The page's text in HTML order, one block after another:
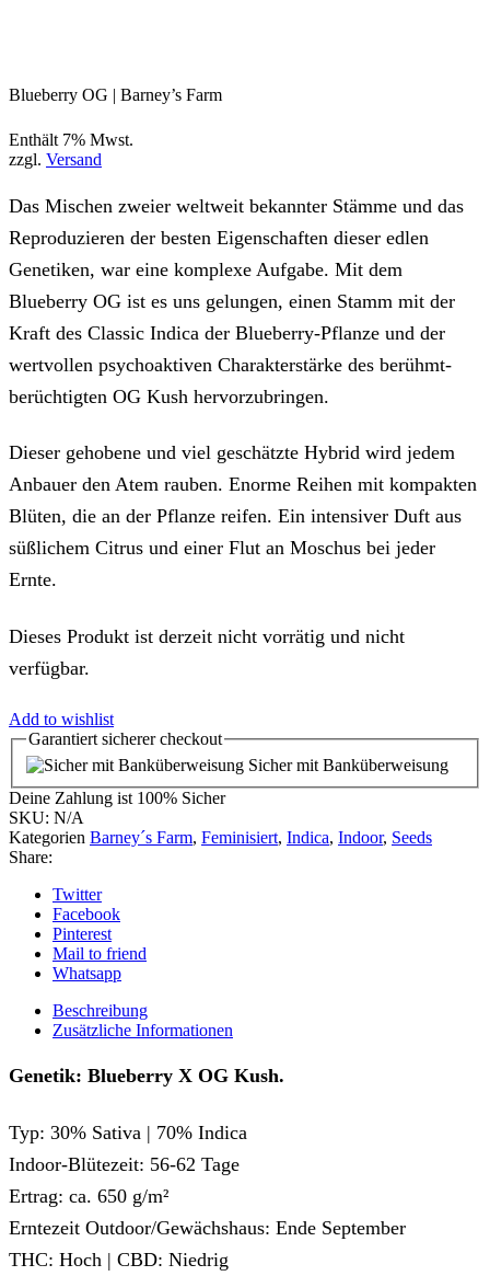
Blueberry OG | Barney’s Farm
Enthält 7% Mwst.
zzgl. Versand
Das Mischen zweier weltweit bekannter Stämme und das
Reproduzieren der besten Eigenschaften dieser edlen
Genetiken, war eine komplexe Aufgabe. Mit dem
Blueberry OG ist es uns gelungen, einen Stamm mit der
Kraft des Classic Indica der Blueberry-Pflanze und der
wertvollen psychoaktiven Charakterstärke des berühmt-
berüchtigten OG Kush hervorzubringen.
Dieser gehobene und viel geschätzte Hybrid wird jedem
Anbauer den Atem rauben. Enorme Reihen mit kompakten
Blüten, die an der Pflanze reifen. Ein intensiver Duft aus
süßlichem Citrus und einer Flut an Moschus bei jeder
Ernte.
Dieses Produkt ist derzeit nicht vorrätig und nicht
verfügbar.
Add to wishlist
Garantiert sicherercheckout
Sicher mit Banküberweisung
Deine Zahlung ist 100% Sicher
SKU: N/A
Kategorien Barney´s Farm, Feminisiert, Indica, Indoor, Seeds
Share:
Twitter
Facebook
Pinterest
Mail to friend
Whatsapp
Beschreibung
Zusätzliche Informationen
Genetik: Blueberry X OG Kush.
Typ: 30% Sativa | 70% Indica
Indoor-Blütezeit: 56-62 Tage
Ertrag: ca. 650 g/m²
Erntezeit Outdoor/Gewächshaus: Ende September
THC: Hoch | CBD: Niedrig